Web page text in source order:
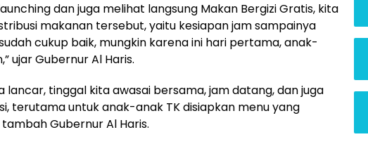
dan juga melihat langsung Makan Bergizi Gratis, kita
makanan tersebut, yaitu kesiapan jam sampainya
cukup baik, mungkin karena ini hari pertama, anak-
ujar Gubernur Al Haris.
lancar, tinggal kita awasai bersama, jam datang, dan juga
terutama untuk anak-anak TK disiapkan menu yang
Gubernur Al Haris.